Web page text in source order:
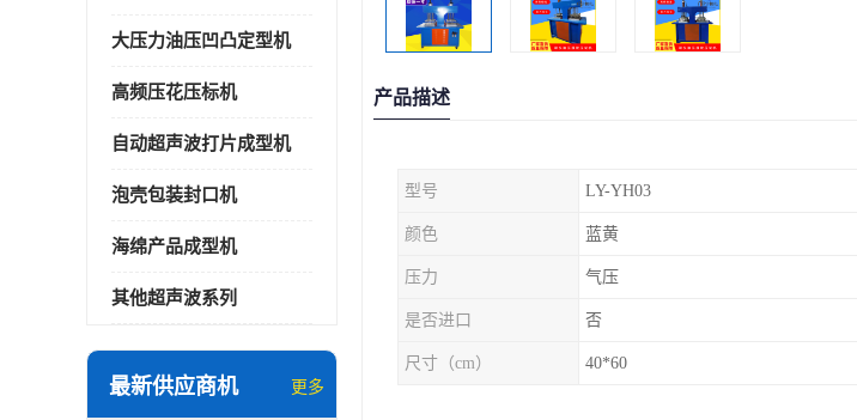
大压力油压凹凸定型机
高频压花压标机
自动超声波打片成型机
泡壳包装封口机
海绵产品成型机
其他超声波系列
最新供应商机 更多
产品描述
型号 LY-YH03
颜色 蓝黄
压力 气压
是否进口 否
尺寸（cm） 40*60